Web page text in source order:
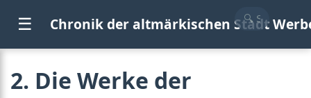
☰ Chronik der altmärkischen Stadt
2. Die Werke der